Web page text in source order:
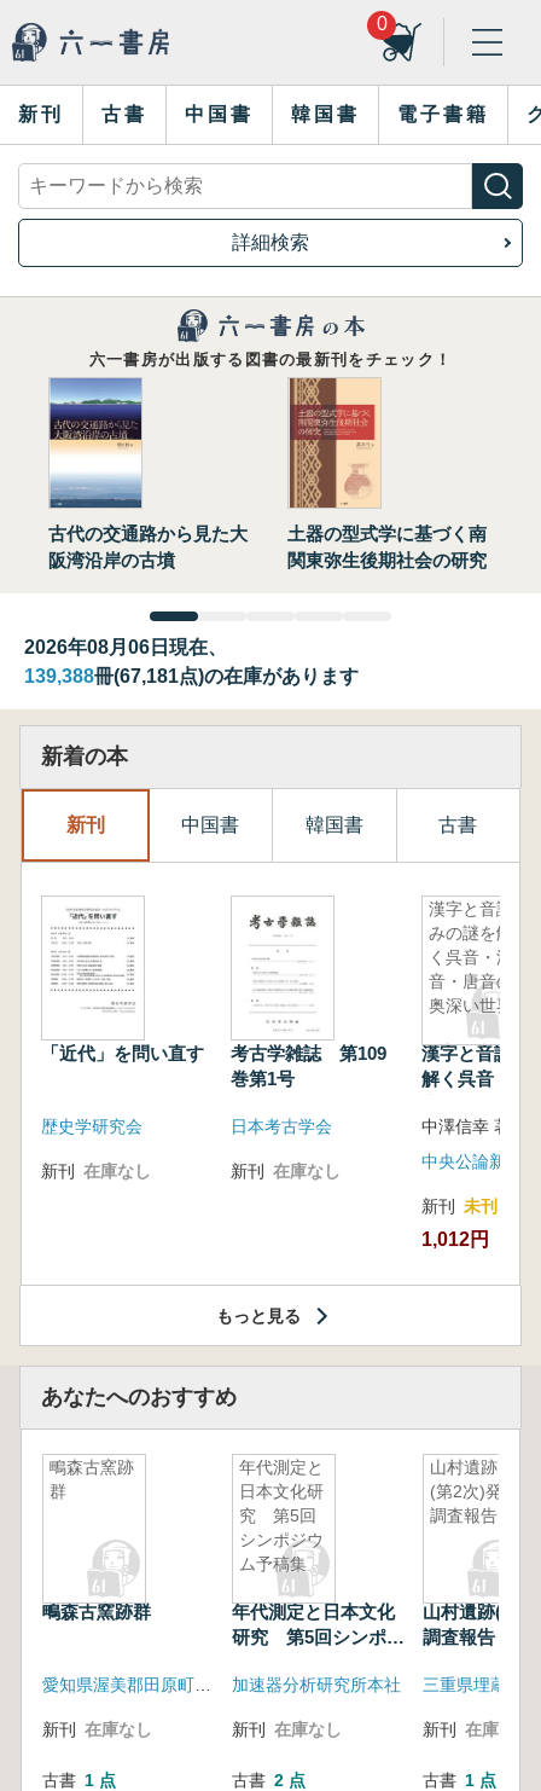
0
新刊 古書 中国書 韓国書 電子書籍
詳細検索
六一書房が出版する図書の最新刊をチェック！
古代の交通路から見た大
阪湾沿岸の古墳
土器の型式学に基づく南
関東弥生後期社会の研究
2026年08月06日現在、
139,388冊(67,181点)の在庫があります
新着の本
新刊 中国書 韓国書 古書
「近代」を問い直す
歴史学研究会
新刊 在庫なし
考古学雑誌 第109
巻第1号
日本考古学会
新刊 在庫なし
漢字と音読
みの謎を解
く呉音・漢
音・唐音の
奥深い世界
漢字と音読み
解く呉音・漢
中澤信幸 著
中央公論新社
新刊 未刊
1,012円
もっと見る
あなたへのおすすめ
鴫森古窯跡
群
鴫森古窯跡群
新刊 在庫なし
古書 1 点
年代測定と
日本文化研
究 第5回
シンポジウ
ム予稿集
年代測定と日本文化
研究 第5回シンポジ
加速器分析研究所本社
新刊 在庫なし
古書 2 点
山村遺跡
(第2次)発掘
調査報告
山村遺跡(第2
調査報告
新刊 在庫なし
古書 1 点